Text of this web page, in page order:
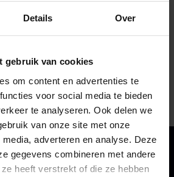
Details Over
gebruik van cookies
om content en advertenties te
voor social media te bieden
te analyseren. Ook delen we
van onze site met onze
adverteren en analyse. Deze
gegevens combineren met andere
heeft verstrekt of die ze hebben
bij HKU Utrechts
plaats? Kijk dan voor eventuele
informatie op de website
podium.